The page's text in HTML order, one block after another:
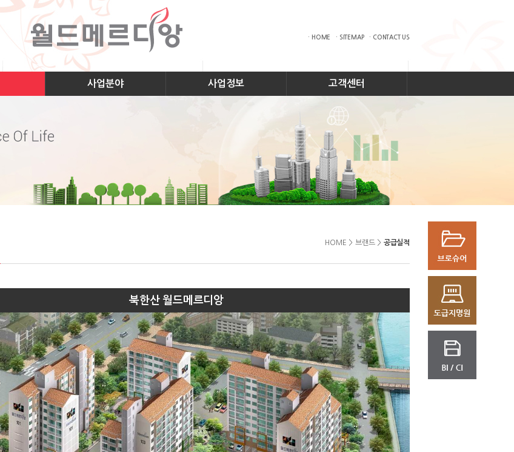
· HOME · SITEMAP · CONTACT US
사업분야 사업정보 고객센터
HOME > 브랜드 > 공급실적
북한산 월드메르디앙